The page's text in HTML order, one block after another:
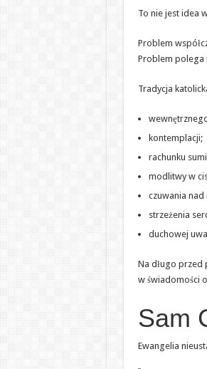
To nie jest idea
Problem
Problem polega
Tradycja
kontemplacji;
rachunku
modlitwy w
czuwania nad
strzeżenia
duchowej
Na długo przed
w świadomości
Sam
Ewangelia